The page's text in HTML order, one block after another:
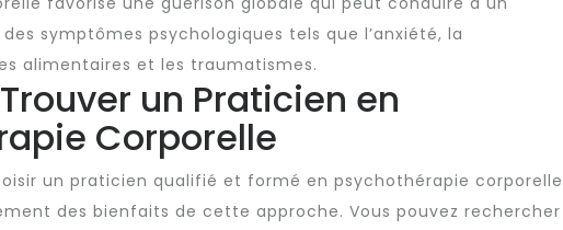
symptômes psychologiques tels que l’anxiété, la
alimentaires et les traumatismes.
un Praticien en
Corporelle
un praticien qualifié et formé en psychothérapie corporelle
des bienfaits de cette approche. Vous pouvez rechercher